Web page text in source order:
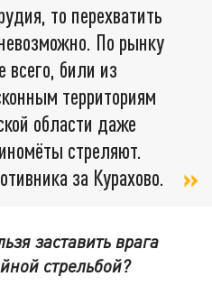
то перехватить
По рынку
всего, били из
территориям
области даже
стреляют.
за Курахово.
заставить врага
стрельбой?